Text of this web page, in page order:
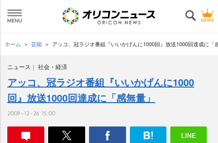
ホーム 芸能 アッコ、冠ラジオ番組『いいかげんに1000回』放送1000回達成に「
ニュース 社会・経済
アッコ、冠ラジオ番組『いいかげんに1000
回』放送1000回達成に「感無量」
2009-12-26 15:00